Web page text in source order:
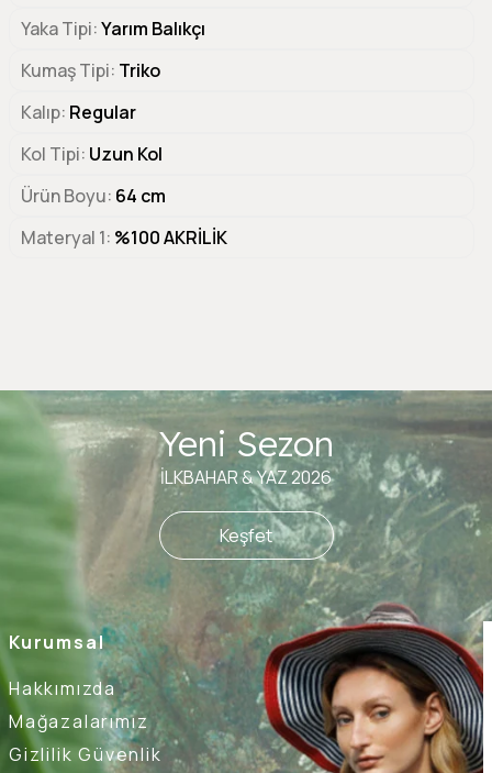
Yaka Tipi Yarım Balıkçı
Kumaş Tipi Triko
Kalıp Regular
Kol Tipi Uzun Kol
Ürün Boyu 64 cm
Materyal 1 %100 AKRİLİK
Kurumsal
Hakkımızda
Mağazalarımız
Gizlilik Güvenlik
Yeni Sezon
İLKBAHAR & YAZ 2026
Keşfet